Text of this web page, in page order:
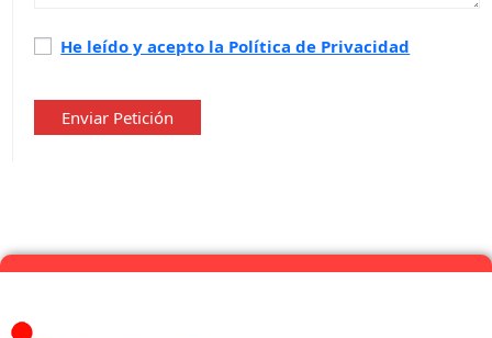
Política
privacidad*
He leído y acepto la Política de Privacidad
Enviar Petición